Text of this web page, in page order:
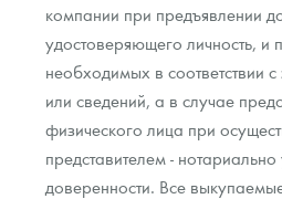
компании при предъявлении
удостоверяющего личность, и
необходимых в соответствии
или сведений, а в случае
физического лица при
представителем -
доверенности. Все